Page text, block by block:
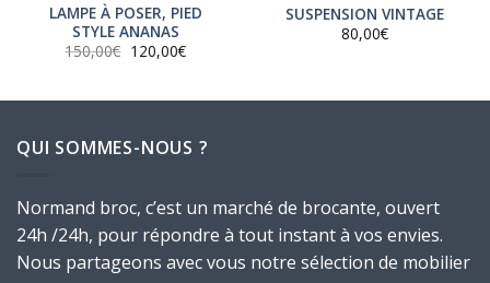
LAMPE À POSER, PIED
STYLE ANANAS
150,00€ Le
150,00€.
120,00€Le
120,00€.
SUSPENSION VINTAGE
80,00€
QUI SOMMES-NOUS ?
Normand broc, c’est un marché de brocante, ouvert
24h /24h, pour répondre à tout instant à vos envies.
Nous partageons avec vous notre sélection de mobilier